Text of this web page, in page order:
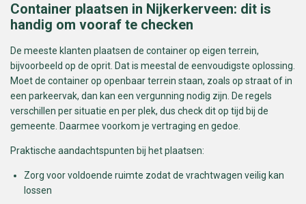
Container plaatsen in Nijkerkerveen: dit is
handig om vooraf te checken
De meeste klanten plaatsen de container op eigen terrein,
bijvoorbeeld op de oprit. Dat is meestal de eenvoudigste oplossing.
Moet de container op openbaar terrein staan, zoals op straat of in
een parkeervak, dan kan een vergunning nodig zijn. De regels
verschillen per situatie en per plek, dus check dit op tijd bij de
gemeente. Daarmee voorkom je vertraging en gedoe.
Praktische aandachtspunten bij het plaatsen:
Zorg voor voldoende ruimte zodat de vrachtwagen veilig kan
lossen